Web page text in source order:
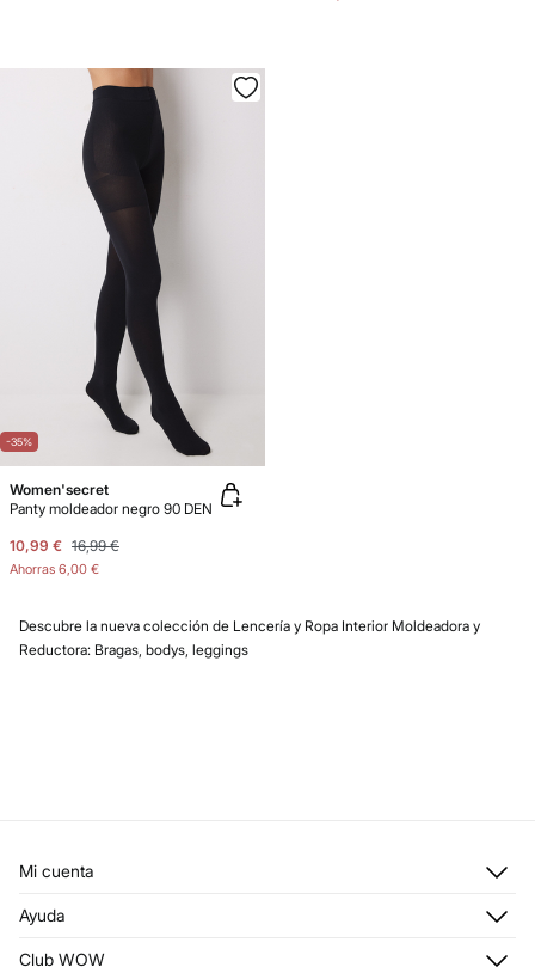
-35%
Women'secret
Panty moldeador negro 90 DEN
10,99 € 16,99 €
Ahorras 6,00 €
Descubre la nueva colección de Lencería y Ropa Interior Moldeadora y
Reductora: Bragas, bodys, leggings
Mi cuenta
Registrarme
Direcciones de envío
Ayuda
Club WOW